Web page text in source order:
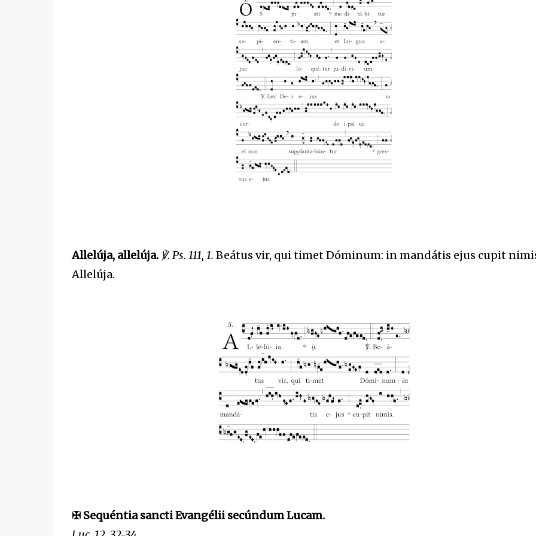
Allelúja, allelúja. ℣. Ps. 111, 1. Beátus vir, qui timet Dóminum: in mandátis ejus cupit
Allelúja.
✠ Sequéntia sancti Evangélii secúndum Lucam.